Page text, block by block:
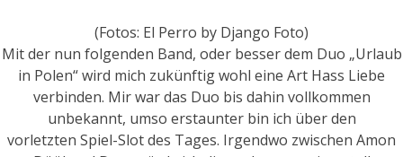
(Fotos: El Perro by Django Foto)
Mit der nun folgenden Band, oder besser dem Duo „Urlaub
in Polen“ wird mich zukünftig wohl eine Art Hass Liebe
verbinden. Mir war das Duo bis dahin vollkommen
unbekannt, umso erstaunter bin ich über den
vorletzten Spiel-Slot des Tages. Irgendwo zwischen Amon